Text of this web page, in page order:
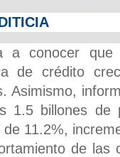
a conocer
de crédito
Asimismo,
1.5 billones de
11.2%,
de las